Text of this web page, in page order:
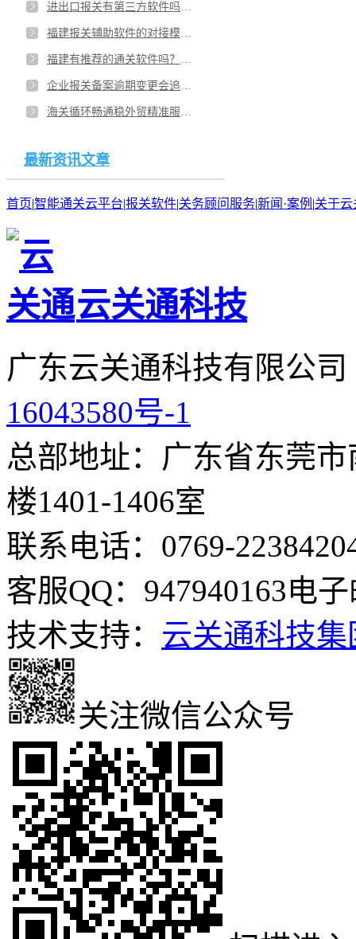
进出口报关有第三方软件吗？福建报关软件有哪些比较值得信赖的？
福建报关辅助软件的对接模式有哪些？厦门报关软件比较有口碑的是？
福建有推荐的通关软件吗？福州电子手册和电子账册报关软件哪个好用？
企业报关备案逾期变更会追究责任吗？广西云关通的报关关务管理软件适用各种系统安装吗？
海关循环畅通稳外贸精准服务促发展？广西智能通关平台业务模块有哪些分类？
最新资讯文章
首页 智能通关云平台 报关软件 关务顾问服务新闻·案例 关于云
云关通科技
广东云关通科技有限公
16043580号-1
总部地址：广东省东莞
楼1401-1406室
联系电话：0769-
客服QQ：947940163电子
技术支持： 云关通科技集
关注微信公众号